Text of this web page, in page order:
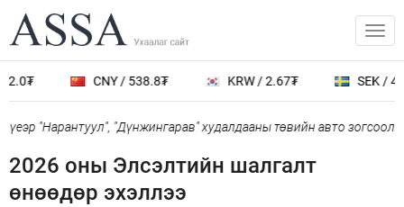
CNY / 538.8₮ KRW / 2.67₮ SEK /
"Нарантуул", "Дүнжингарав" худалдааны төвийн авто зогсоолыг
2026 оны Элсэлтийн шалгалт
өнөөдөр эхэллээ